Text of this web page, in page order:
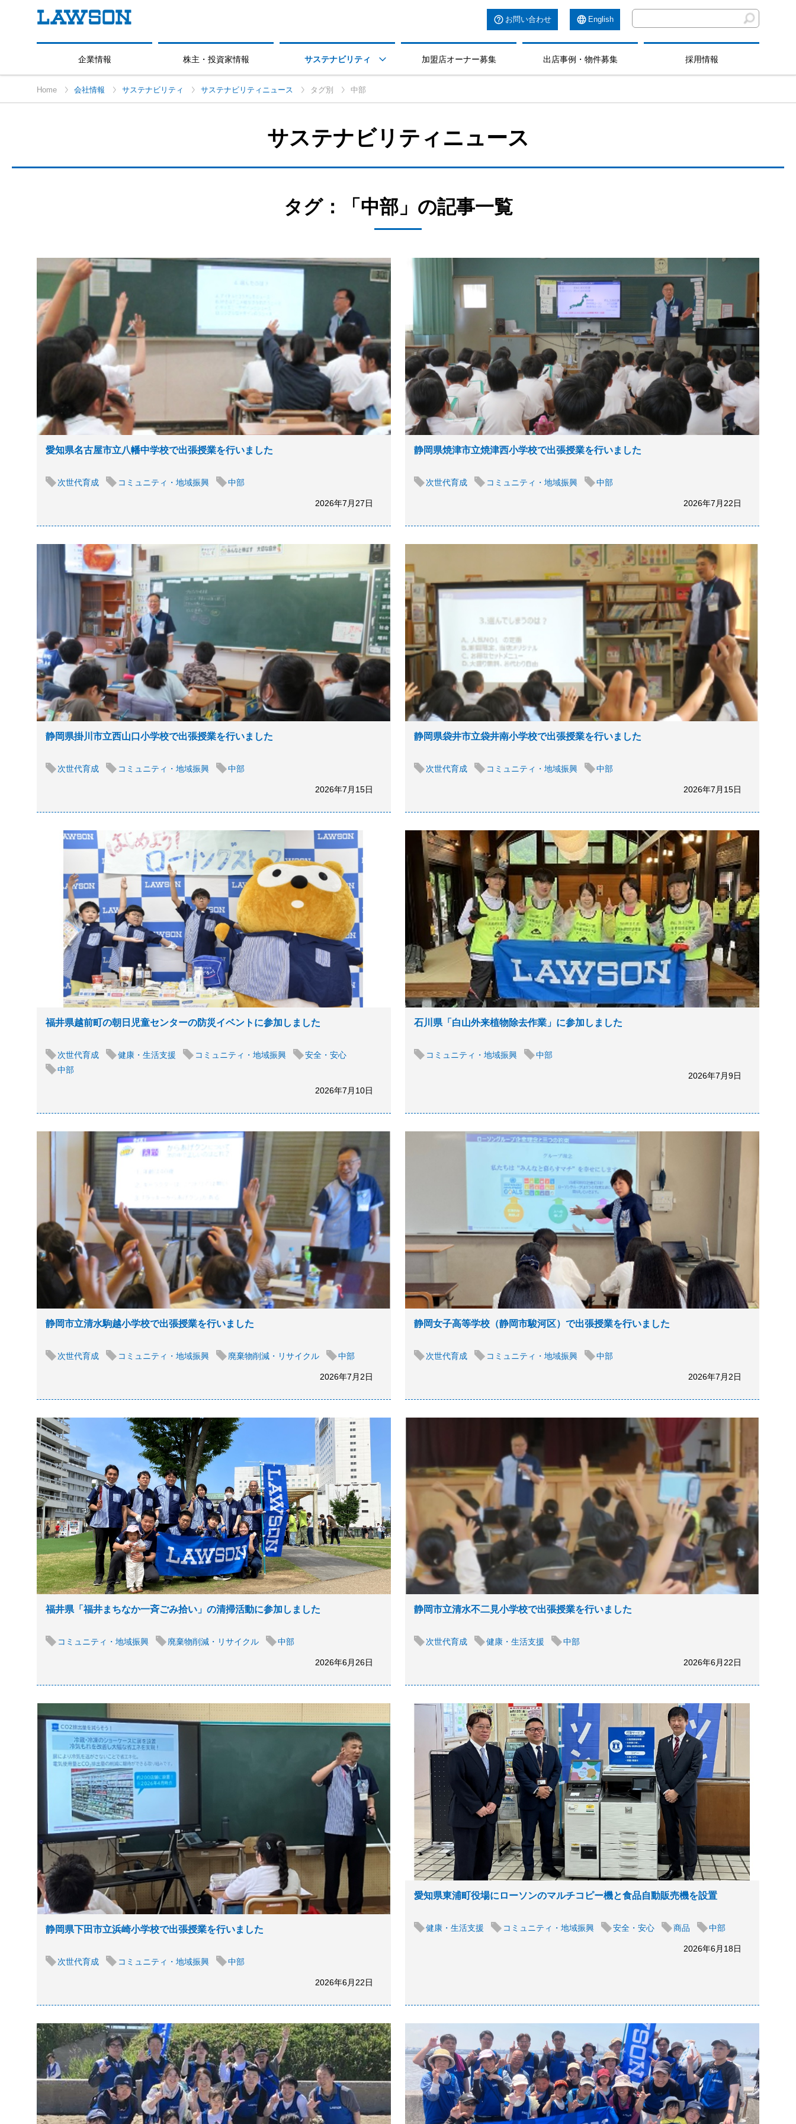
お問い合わせ English
企業情報 株主・投資家情報 サステナビリティ  加盟店オーナー募集 出店事例・物件募集 採用情報
Home 会社情報 サステナビリティ サステナビリティニュース タグ別 中部
サステナビリティニュース
タグ：「中部」の記事一覧
愛知県名古屋市立八幡中学校で出張授業を行いました
次世代育成 コミュニティ・地域振興 中部
2026年7月27日
静岡県焼津市立焼津西小学校で出張授業を行いました
次世代育成 コミュニティ・地域振興 中部
2026年7月22日
静岡県掛川市立西山口小学校で出張授業を行いました
次世代育成 コミュニティ・地域振興 中部
2026年7月15日
静岡県袋井市立袋井南小学校で出張授業を行いました
次世代育成 コミュニティ・地域振興 中部
2026年7月15日
福井県越前町の朝日児童センターの防災イベントに参加しました
次世代育成 健康・生活支援 コミュニティ・地域振興
安全・安心
中部
2026年7月10日
石川県「白山外来植物除去作業」に参加しました
コミュニティ・地域振興 中部
2026年7月9日
静岡市立清水駒越小学校で出張授業を行いました
次世代育成 コミュニティ・地域振興 廃棄物削減・リサイクル 中部
2026年7月2日
静岡女子高等学校（静岡市駿河区）で出張授業を行いました
次世代育成 コミュニティ・地域振興 中部
2026年7月2日
福井県「福井まちなか一斉ごみ拾い」の清掃活動に参加しました
コミュニティ・地域振興 廃棄物削減・リサイクル 中部
2026年6月26日
静岡市立清水不二見小学校で出張授業を行いました
次世代育成 健康・生活支援 中部
2026年6月22日
静岡県下田市立浜崎小学校で出張授業を行いました
次世代育成 コミュニティ・地域振興 中部
2026年6月22日
愛知県東浦町役場にローソンのマルチコピー機と食品自動販売機を設置
健康・生活支援 コミュニティ・地域振興 安全・安心 商品 中部
2026年6月18日